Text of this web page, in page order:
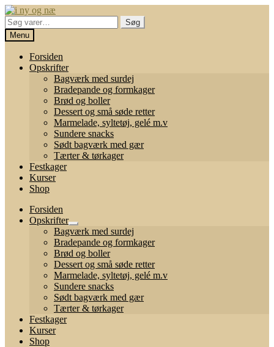
Spring
til
navigation
Spring
til
indhold
Søg
efter:
Søg
Menu
Forsiden
Opskrifter
Bagværk med surdej
Bradepande og formkager
Brød og boller
Dessert og små søde retter
Marmelade, syltetøj, gelé m.v
Sundere snacks
Sødt bagværk med gær
Tærter & tørkager
Festkager
Kurser
Shop
Forsiden
Opskrifter
Udfold
undermenu
Bagværk med surdej
Bradepande og formkager
Brød og boller
Dessert og små søde retter
Marmelade, syltetøj, gelé m.v
Sundere snacks
Sødt bagværk med gær
Tærter & tørkager
Festkager
Kurser
Shop